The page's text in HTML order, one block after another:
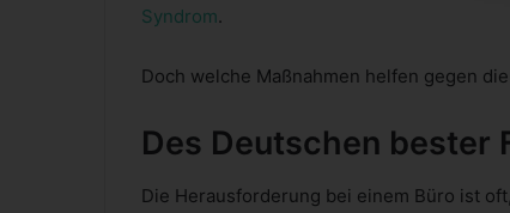
Syndrom.
Doch welche Maßnahmen helfen gegen
Des Deutschen bester
Die Herausforderung bei einem Büro ist